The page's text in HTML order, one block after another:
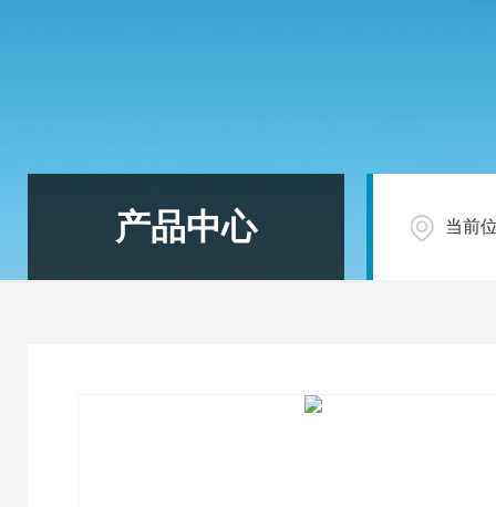
产品中心 当前